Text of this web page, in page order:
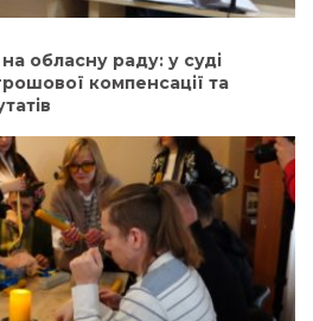
обласну раду: у суді
компенсації та